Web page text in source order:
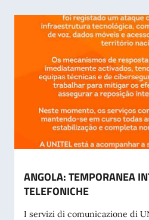
ANGOLA: TEMPORANEA
TELEFONICHE
I servizi di comunicazione di